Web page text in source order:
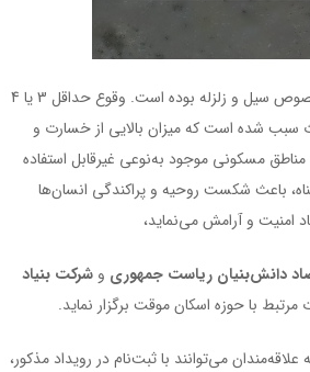
کشور ایران به دلیل موقعیت جغرافیایی خود همواره در معرض تعداد زیادی از سوانح طبیعی، به‌خصوص سیل و زلزله بوده است. وقوع حداقل 3 یا 4
شده است که میزان بالایی از خسارت و
مسکونی موجود به‌نوعی غیرقابل استفاده
باعث شکست روحیه و پراکندگی انسان‌ها
امنیت و آرامش می‌نماید،
دانش‌بنیان ریاست جمهوری و شرکت بنیاد
با حوزه اسکان موقت برگزار نماید.
می‌توانند با ثبت‌نام در رویداد مذکور،